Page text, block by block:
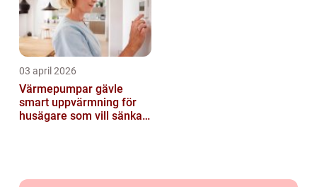
03 april 2026
Värmepumpar gävle
smart uppvärmning för
husägare som vill sänka